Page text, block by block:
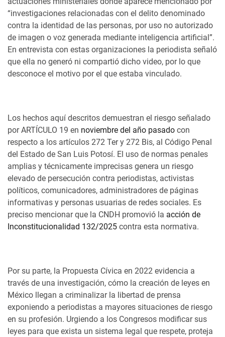
“investigaciones relacionadas con el delito denominado
contra la identidad de las personas, por uso no autorizado
de imagen o voz generada mediante inteligencia artificial”.
En entrevista con estas organizaciones la periodista señaló
que ella no generó ni compartió dicho video, por lo que
desconoce el motivo por el que estaba vinculado.
Los hechos aquí descritos demuestran el riesgo señalado
por ARTÍCULO 19 en noviembre del año pasado con
respecto a los artículos 272 Ter y 272 Bis, al Código Penal
del Estado de San Luis Potosí. El uso de normas penales
amplias y técnicamente imprecisas genera un riesgo
elevado de persecución contra periodistas, activistas
políticos, comunicadores, administradores de páginas
informativas y personas usuarias de redes sociales. Es
preciso mencionar que la CNDH promovió la acción de
Inconstitucionalidad 132/2025 contra esta normativa.
Por su parte, la Propuesta Cívica en 2022 evidencia a
través de una investigación, cómo la creación de leyes en
México llegan a criminalizar la libertad de prensa
exponiendo a periodistas a mayores situaciones de riesgo
en su profesión. Urgiendo a los Congresos modificar sus
leyes para que exista un sistema legal que respete, proteja